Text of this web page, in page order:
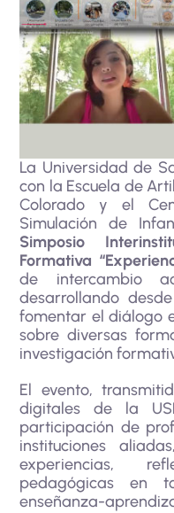
La Universidad de
con la Escuela de
Colorado y el
Simulación de
Simposio
Formativa
de intercambio
desarrollando
fomentar el diálogo
sobre diversas
investigación
El evento,
digitales de la
participación de
instituciones
experiencias,
pedagógicas en
enseñanza-